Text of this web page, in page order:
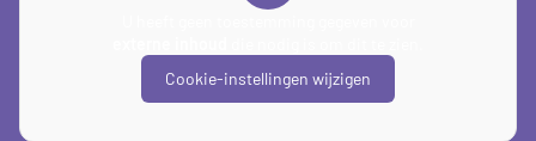
Cookie-instellingen wijzigen